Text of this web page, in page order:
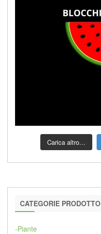
Carica altro…
CATEGORIE PRODOTTO
-Piante